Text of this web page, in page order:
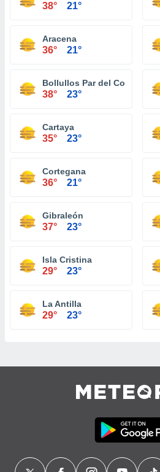
38° 21°
Aracena
36° 21°
Bollullos Par del Condado
38° 23°
Cartaya
35° 23°
Cortegana
36° 21°
Gibraleón
37° 23°
Isla Cristina
29° 23°
La Antilla
29° 23°